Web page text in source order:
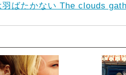
羽ばたかない The clouds